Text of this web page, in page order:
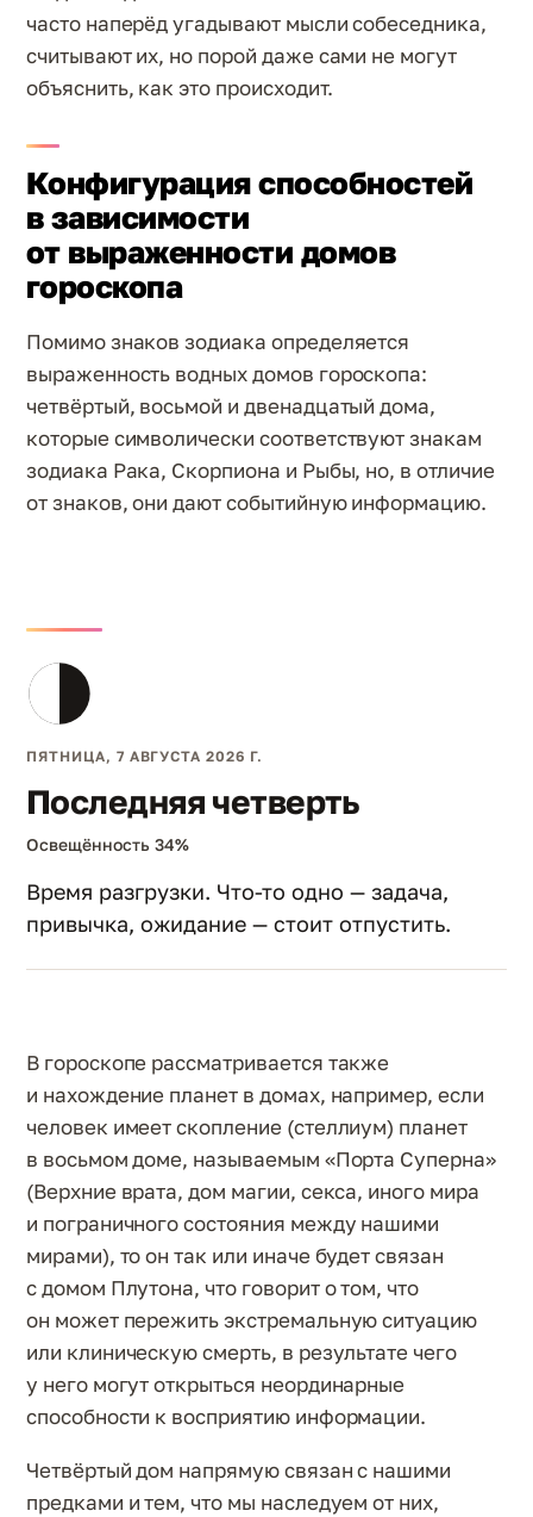
часто наперёд угадывают мысли собеседника,
считывают их, но порой даже сами не могут
объяснить, как это происходит.
Конфигурация способностей
в зависимости
от выраженности домов
гороскопа
Помимо знаков зодиака определяется
выраженность водных домов гороскопа:
четвёртый, восьмой и двенадцатый дома,
которые символически соответствуют знакам
зодиака Рака, Скорпиона и Рыбы, но, в отличие
от знаков, они дают событийную информацию.
ПЯТНИЦА, 7 АВГУСТА 2026 Г.
Последняя четверть
Освещённость 34%
Время разгрузки. Что-то одно — задача,
привычка, ожидание — стоит отпустить.
В гороскопе рассматривается также
и нахождение планет в домах, например, если
человек имеет скопление (стеллиум) планет
в восьмом доме, называемым «Порта Суперна»
(Верхние врата, дом магии, секса, иного мира
и пограничного состояния между нашими
мирами), то он так или иначе будет связан
с домом Плутона, что говорит о том, что
он может пережить экстремальную ситуацию
или клиническую смерть, в результате чего
у него могут открыться неординарные
способности к восприятию информации.
Четвёртый дом напрямую связан с нашими
предками и тем, что мы наследуем от них,